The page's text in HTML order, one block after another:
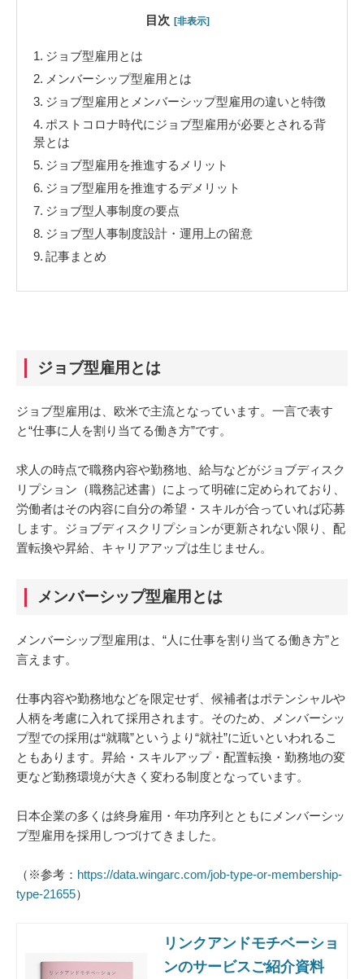
目次 [非表示]
1. ジョブ型雇用とは
2. メンバーシップ型雇用とは
3. ジョブ型雇用とメンバーシップ型雇用の違いと特徴
4. ポストコロナ時代にジョブ型雇用が必要とされる背
景とは
5. ジョブ型雇用を推進するメリット
6. ジョブ型雇用を推進するデメリット
7. ジョブ型人事制度の要点
8. ジョブ型人事制度設計・運用上の留意
9. 記事まとめ
ジョブ型雇用とは
ジョブ型雇用は、欧米で主流となっています。一言で表す
と“仕事に人を割り当てる働き方”です。
求人の時点で職務内容や勤務地、給与などがジョブディスク
リプション（職務記述書）によって明確に定められており、
労働者はその内容に自分の希望・スキルが合っていれば応募
します。ジョブディスクリプションが更新されない限り、配
置転換や昇給、キャリアアップは生じません。
メンバーシップ型雇用とは
メンバーシップ型雇用は、“人に仕事を割り当てる働き方”と
言えます。
仕事内容や勤務地などを限定せず、候補者はポテンシャルや
人柄を考慮に入れて採用されます。そのため、メンバーシッ
プ型での採用は“就職”というより“就社”に近いといわれるこ
ともあります。昇給・スキルアップ・配置転換・勤務地の変
更など勤務環境が大きく変わる制度となっています。
日本企業の多くは終身雇用・年功序列とともにメンバーシッ
プ型雇用を採用しつづけてきました。
（※参考： https://data.wingarc.com/job-type-or-membership-
type-21655）
リンクアンドモチベーショ
ンのサービスご紹介資料